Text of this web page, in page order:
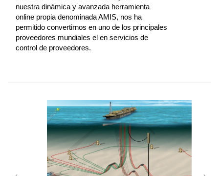
nuestra dinámica y avanzada herramienta
online propia denominada AMIS, nos ha
permitido convertirnos en uno de los principales
proveedores mundiales el en servicios de
control de proveedores.